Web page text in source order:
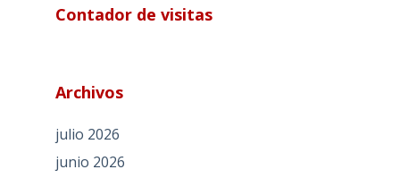
Contador de visitas
Archivos
julio 2026
junio 2026